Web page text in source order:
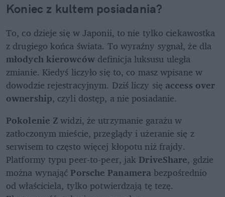
Koniec z kultem posiadania?
To, co dzieje się w Japonii, to nie tylko ciekawostka
młodych kierowców definicja luksusu uległa
zmianie. Kiedyś liczyło się to, co masz wpisane w
dowodzie rejestracyjnym. Dziś liczy się access over
ownership, czyli dostęp, a nie posiadanie.
Pokolenie Z widzi, że utrzymanie garażu w
zatłoczonym mieście, przeglądy i użeranie się z
serwisem to często więcej kłopotu niż frajdy.
Platformy typu peer-to-peer, jak DriveShare, gdzie
można wynająć Porsche Panamera bezpośrednio
od właściciela, tylko potwierdzają tę tezę.